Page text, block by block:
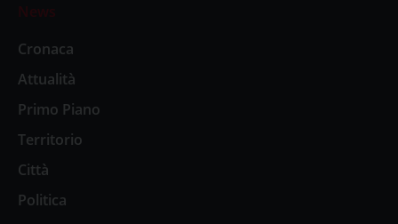
News
Cronaca
Attualità
Primo Piano
Territorio
Città
Politica